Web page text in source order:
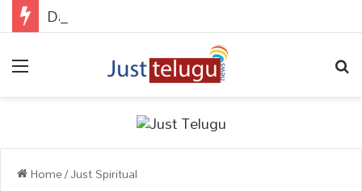
Home/Just Spiritual